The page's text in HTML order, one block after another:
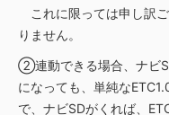
これに限っては申し訳
りません。
②連動できる場合、ナビ
になっても、単純な
で、ナビSDがくれば、